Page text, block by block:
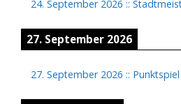
24. September 2026 ::
27. September 2026
27. September 2026 ::